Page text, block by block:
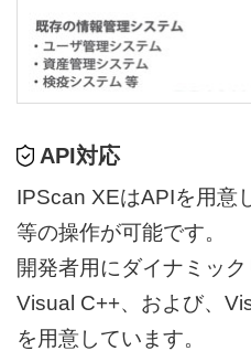
API対応
IPScan XEはAPIを用意
等の操作が可能です。
開発者用にダイナミッ
Visual C++、および、
を用意しています。